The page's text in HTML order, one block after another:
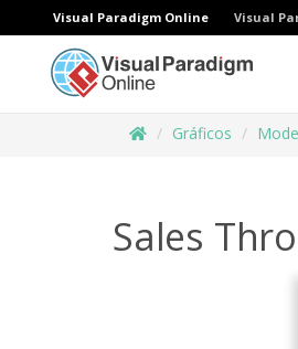
Visual Paradigm Online Visual
Gráficos
Sales